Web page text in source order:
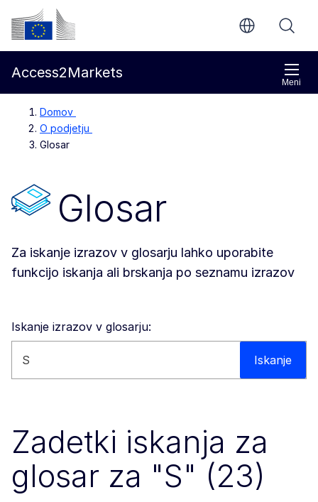
Preskoči na glavno vsebino
Evropska komisija
Meni
Access2Markets
Domov
O podjetju
Glosar
Glosar
Za iskanje izrazov v glosarju lahko uporabite
funkcijo iskanja ali brskanja po seznamu izrazov
Iskanje izrazov v glosarju:
Iskanje po spletišču Iskanje
Zadetki iskanja za
glosar za "S" (23)